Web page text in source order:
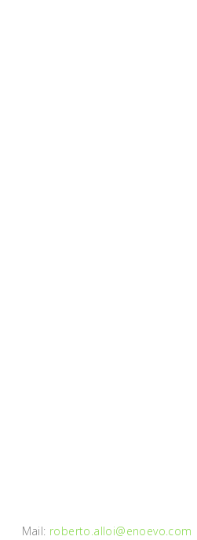
Mail: roberto.alloi@enoevo.com